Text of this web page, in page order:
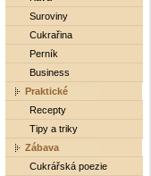
Suroviny
Cukrařina
Perník
Business
Praktické
Recepty
Tipy a triky
Zábava
Cukrářská poezie